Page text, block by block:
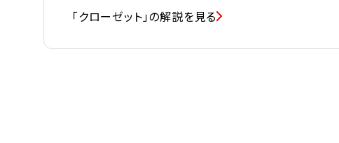
「クローゼット」の解説を見る